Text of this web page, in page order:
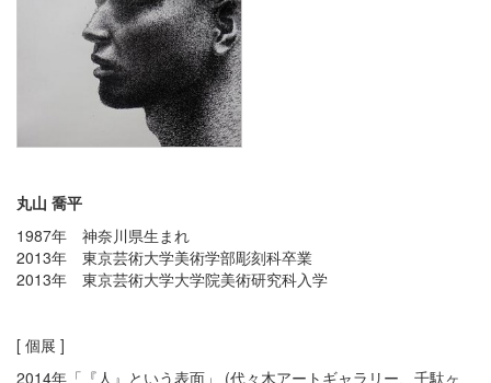
丸山 喬平
1987年 神奈川県生まれ
2013年 東京芸術大学美術学部彫刻科卒業
2013年 東京芸術大学大学院美術研究科入学
[ 個展 ]
2014年「『人』という表面」 (代々木アートギャラリー、千駄ヶ